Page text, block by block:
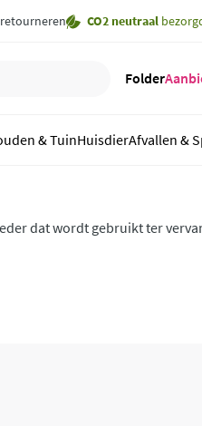
retourneren CO2 neutraal
Folder
& TuinHuisdierAfvallen &
dat wordt gebruikt ter